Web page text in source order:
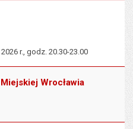
r., godz. 20.30-23.00
Wrocławia